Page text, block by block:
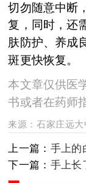
切勿随意中断
复，同时，还
肤防护、养成
斑更快恢复。
本文章仅供医
书或者在药师
来源：石家庄远
上一篇： 手上的
下一篇： 手上长